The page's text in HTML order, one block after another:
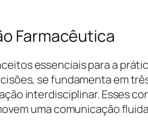
Farmacêutica
essenciais para a
se fundamenta em
interdisciplinar. Esses
uma comunicação